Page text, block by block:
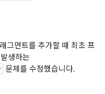
그먼트를 추가할 때 최초 프
생하는
문제를 수정했습니다.